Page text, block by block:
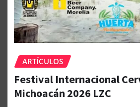
ARTÍCULOS
Festival Internacional
Michoacán 2026 LZC